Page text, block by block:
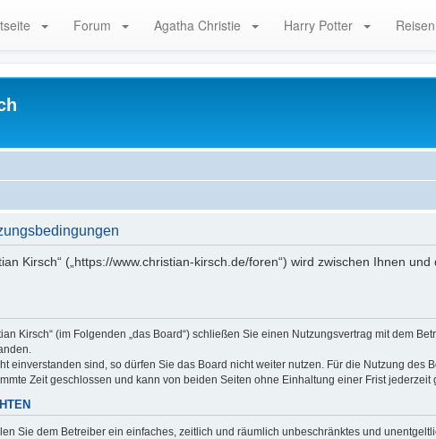
Forum Agatha Christie Harry Potter Reisen
Kirsch“ („https://www.christian-kirsch.de/foren“) wird zwischen Ihnen
Kirsch“ (im Folgenden „das Board“) schließen Sie einen Nutzungsvertrag mit dem
einverstanden sind, so dürfen Sie das Board nicht weiter nutzen. Für die Nutzung
Zeit geschlossen und kann von beiden Seiten ohne Einhaltung einer Frist jederzeit
Sie dem Betreiber ein einfaches, zeitlich und räumlich unbeschränktes und